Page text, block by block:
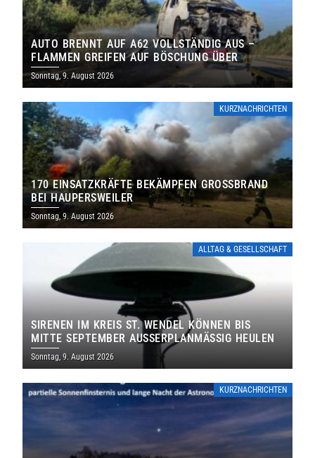
AUTO BRENNT AUF A62 VOLLSTÄNDIG AUS –
FLAMMEN GREIFEN AUF BÖSCHUNG ÜBER
Sonntag, 9. August 2026
KURZNACHRICHTEN
170 EINSATZKRÄFTE BEKÄMPFEN GROSSBRAND B
EI HAUPERSWEILER
Sonntag, 9. August 2026
ALLTAG & GESELLSCHAFT
SIRENEN IM KREIS ST. WENDEL KÖNNEN BIS
MITTE SEPTEMBER AUSSERPLANMÄSSIG HEULEN
Sonntag, 9. August 2026
KURZNACHRICHTEN